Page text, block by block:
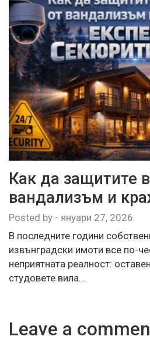
Как да защитите
вандализъм и
Posted by - януари 27, 2026
В последните години
извънградски имоти все по-
неприятната реалност:
студовете вила…
Leave a